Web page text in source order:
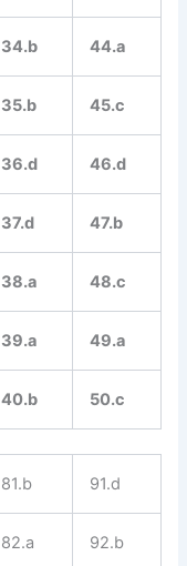
34.b 44.a
35.b 45.c
36.d 46.d
37.d 47.b
38.a 48.c
39.a 49.a
40.b 50.c
81.b 91.d
82.a 92.b